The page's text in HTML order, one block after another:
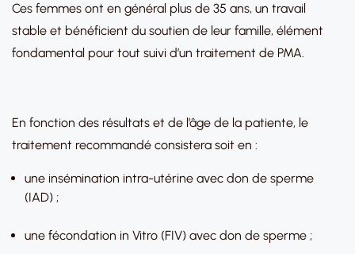
Ces femmes ont en général plus de 35 ans, un travail
stable et bénéficient du soutien de leur famille, élément
fondamental pour tout suivi d’un traitement de PMA.
En fonction des résultats et de l’âge de la patiente, le
traitement recommandé consistera soit en :
une insémination intra-utérine avec don de sperme
(IAD) ;
une fécondation in Vitro (FIV) avec don de sperme ;